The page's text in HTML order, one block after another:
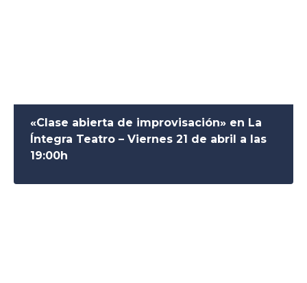
«Clase abierta de improvisación» en La
Íntegra Teatro – Viernes 21 de abril a las
19:00h